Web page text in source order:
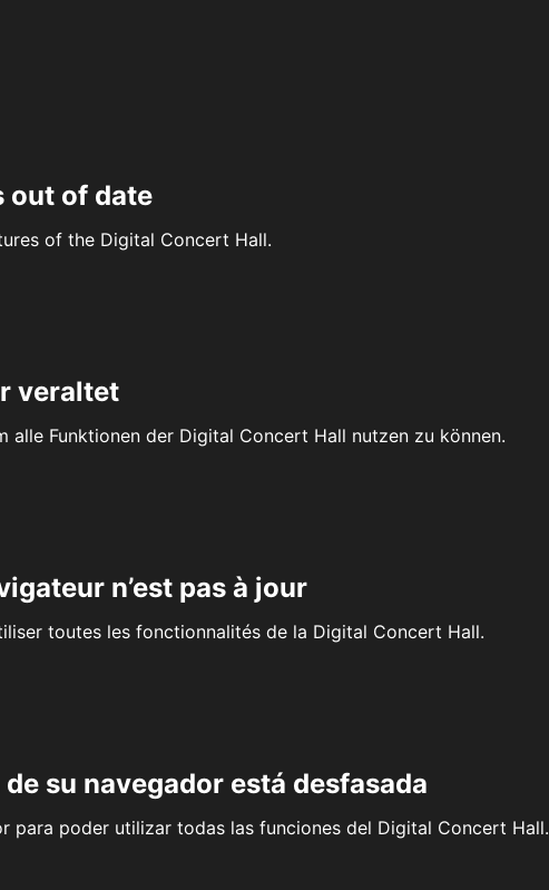
out of date
of the Digital Concert Hall.
veraltet
alle Funktionen der Digital Concert Hall nutzen zu können.
n’est pas à jour
toutes les fonctionnalités de la Digital Concert Hall.
su navegador está desfasada
para poder utilizar todas las funciones del Digital Concert Hall.